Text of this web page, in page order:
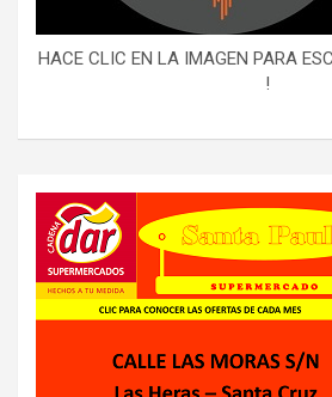
HACE CLIC EN LA IMAGEN PARA
!